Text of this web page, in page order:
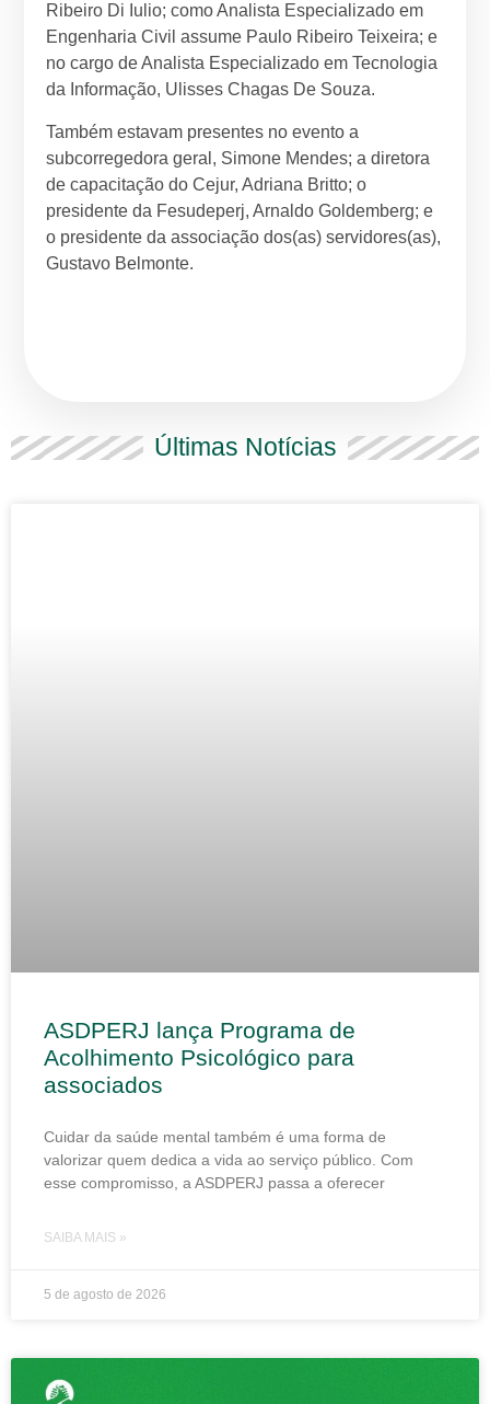
Ribeiro Di Iulio; como Analista Especializado em
Engenharia Civil assume Paulo Ribeiro Teixeira; e
no cargo de Analista Especializado em Tecnologia
da Informação, Ulisses Chagas De Souza.
Também estavam presentes no evento a
subcorregedora geral, Simone Mendes; a diretora
de capacitação do Cejur, Adriana Britto; o
presidente da Fesudeperj, Arnaldo Goldemberg; e
o presidente da associação dos(as) servidores(as),
Gustavo Belmonte.
Últimas Notícias
ASDPERJ lança Programa de
Acolhimento Psicológico para
associados
Cuidar da saúde mental também é uma forma de
valorizar quem dedica a vida ao serviço público. Com
esse compromisso, a ASDPERJ passa a oferecer
SAIBA MAIS »
5 de agosto de 2026